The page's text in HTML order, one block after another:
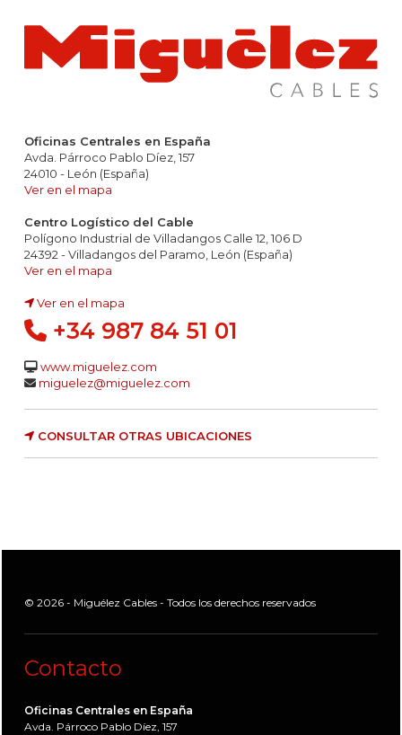
Oficinas Centrales en España
Avda. Párroco Pablo Díez, 157
24010 - León (España)
Ver en el mapa
Centro Logístico del Cable
Polígono Industrial de Villadangos Calle 12, 106 D
24392 - Villadangos del Paramo, León (España)
Ver en el mapa
Ver en el mapa
+34 987 84 51 01
www.miguelez.com
miguelez@miguelez.com
CONSULTAR OTRAS UBICACIONES
© 2026 - Miguélez Cables - Todos los derechos reservados
Contacto
Oficinas Centrales en España
Avda. Párroco Pablo Díez, 157